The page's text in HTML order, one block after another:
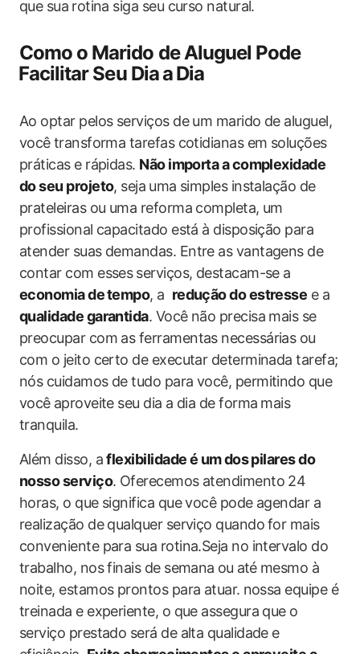
que sua⁢ rotina siga seu curso natural.
Como o Marido de Aluguel Pode
⁣Facilitar Seu Dia ⁣a ⁣Dia
Ao optar pelos serviços de um‌ marido ​de aluguel,
você ⁢transforma tarefas cotidianas em soluções
práticas e rápidas. Não importa a complexidade
do seu projeto, seja ⁢uma simples instalação de
prateleiras ou uma reforma ‌completa, um⁤
profissional capacitado está à disposição para⁢
atender suas ‌demandas. Entre as vantagens de
contar com esses⁤ serviços, destacam-se a
economia de ⁤tempo, a ‍ redução do estresse e a
qualidade garantida. Você ‌não precisa mais se⁤
preocupar com as ferramentas necessárias ou ​
com o jeito ​certo ‌de executar​ determinada tarefa;
nós cuidamos ‍de tudo para você,‌ permitindo que
você ⁢aproveite seu dia a dia de forma⁤ mais
tranquila.
Além disso, aflexibilidade​ é um ⁤dos pilares do
nosso serviço. Oferecemos atendimento 24
horas,‌ o que significa que​ você pode agendar a
realização de qualquer serviço quando ⁤for mais
conveniente para sua rotina.Seja no intervalo do
trabalho, nos finais de semana⁤ ou ⁢até ⁤mesmo à
noite, estamos ‍prontos para atuar. ⁤nossa equipe ​é
treinada e ‌experiente, o ‍que assegura que o
serviço prestado será ​de alta qualidade e